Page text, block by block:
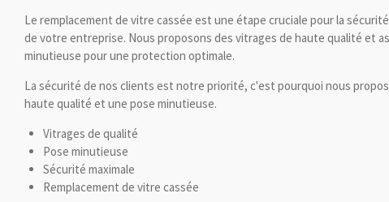
Le remplacement de vitre cassée est une étape cruciale pour la
de votre entreprise. Nous proposons des vitrages de haute qualité et
minutieuse pour une protection optimale.
La sécurité de nos clients est notre priorité, c'est pourquoi nous
haute qualité et une pose minutieuse.
Vitrages de qualité
Pose minutieuse
Sécurité maximale
Remplacement de vitre cassée